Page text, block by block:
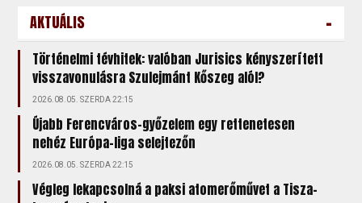
AKTUÁLIS -
Történelmi tévhitek: valóban Jurisics kényszerített
visszavonulásra Szulejmánt Kőszeg alól?
2026.08.05. SZERDA 22:15
Újabb Ferencváros-győzelem egy rettenetesen
nehéz Európa-liga selejtezőn
2026.08.05. SZERDA 22:15
Végleg lekapcsolná a paksi atomerőművet a Tisza-